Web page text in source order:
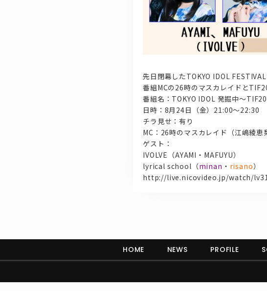
先日閉幕したTOKYO IDOL FESTIVAL
番組MCの26時のマスカレイドと
番組名：TOKYO IDOL 発掘中〜
日時：8月24日（金）21:00～22:30
チラ見せ：有り
MC：26時のマスカレイド（江嶋綾恵
ゲスト：
IVOLVE（AYAMI・MAFUYU）
lyrical school（minan ・ risano）
http://live.nicovideo.jp/watch/
HOME NEWS PROFILE